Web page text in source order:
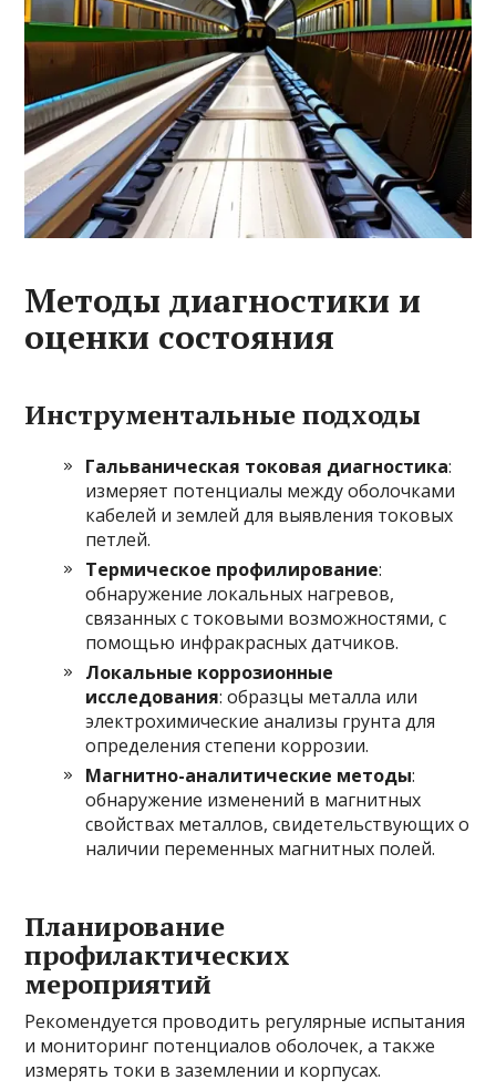
Методы диагностики и
оценки состояния
Инструментальные подходы
Гальваническая токовая диагностика:
измеряет потенциалы между оболочками
кабелей и землей для выявления токовых
петлей.
Термическое профилирование:
обнаружение локальных нагревов,
связанных с токовыми возможностями, с
помощью инфракрасных датчиков.
Локальные коррозионные
исследования: образцы металла или
электрохимические анализы грунта для
определения степени коррозии.
Магнитно-аналитические методы:
обнаружение изменений в магнитных
свойствах металлов, свидетельствующих о
наличии переменных магнитных полей.
Планирование
профилактических
мероприятий
Рекомендуется проводить регулярные испытания
и мониторинг потенциалов оболочек, а также
измерять токи в заземлении и корпусах.